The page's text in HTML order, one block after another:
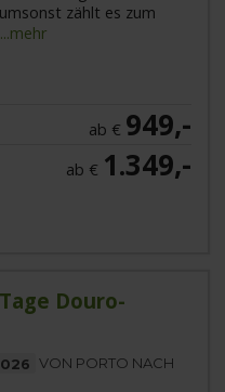
zählt es zum
...mehr
ab € 949,-
ab € 1.349,-
Douro-
VON PORTO NACH